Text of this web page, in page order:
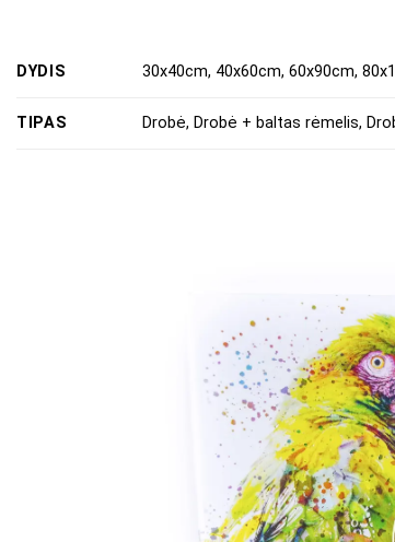
DYDIS 30x40cm, 40x60cm, 60x90cm,
TIPAS Drobė, Drobė + baltas rėmelis,